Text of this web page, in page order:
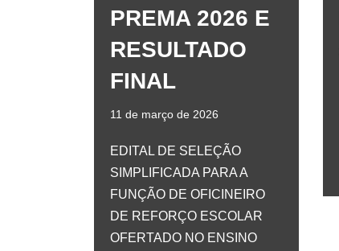
PREMA 2026 E
RESULTADO
FINAL
11 de março de 2026
EDITAL DE SELEÇÃO
SIMPLIFICADA PARA A
FUNÇÃO DE OFICINEIRO
DE REFORÇO ESCOLAR
OFERTADO NO ENSINO